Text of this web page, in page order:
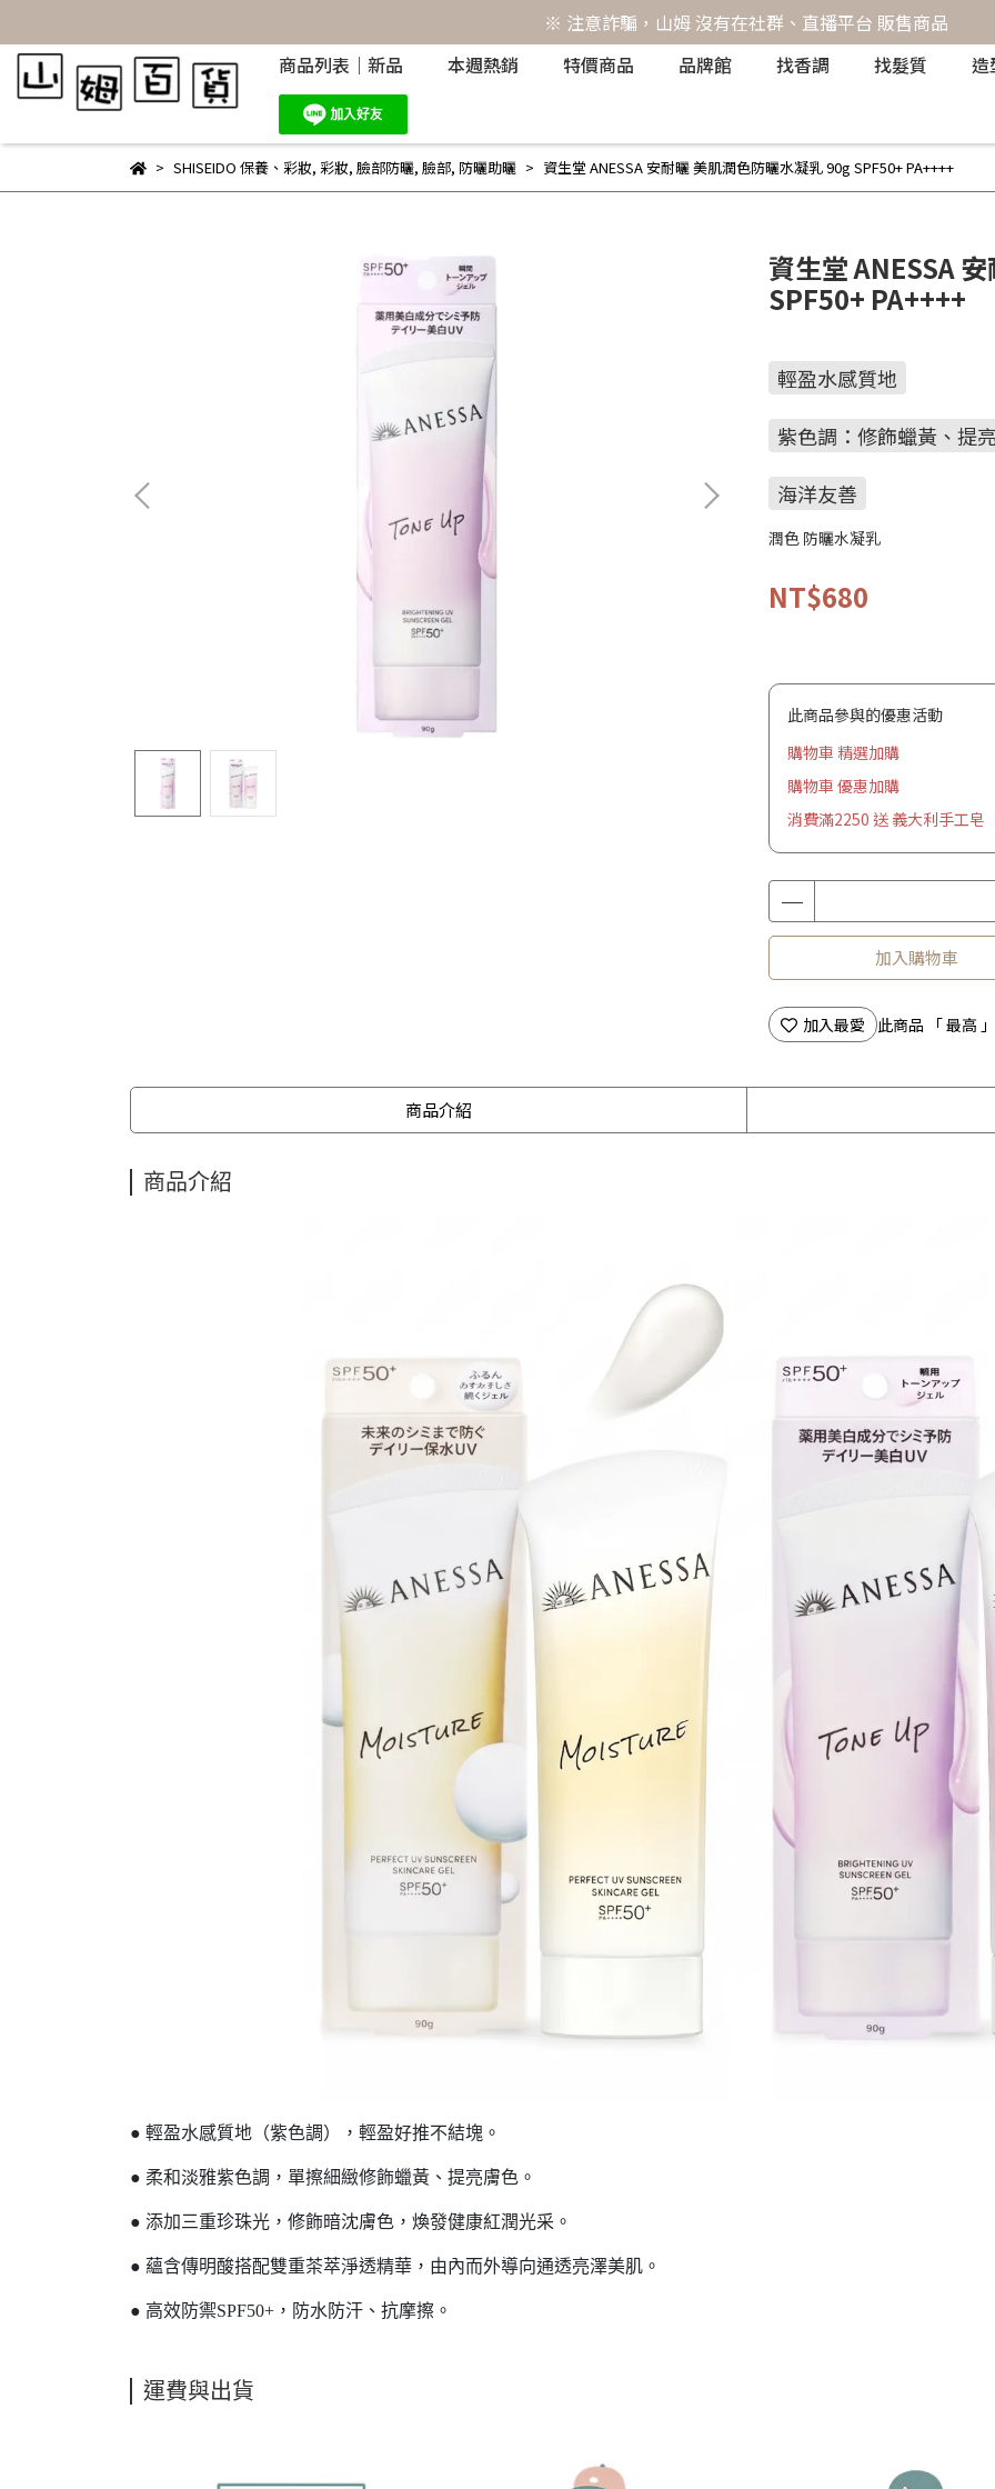
※ 注意詐騙，山姆 沒有在社群、直播平台 販售商品
商品列表｜新品
本週熱銷 特價商品 品牌館 找香調 找髮質 造
SHISEIDO 保養、彩妝, 彩妝, 臉部防曬, 臉部, 防曬助曬 資生堂 ANESSA 安耐曬 美肌潤色防曬水凝乳 90g SPF50+ PA++++
資生堂 ANESSA
SPF50+ PA++++
輕盈水感質地
紫色調：修飾蠟黃、提
海洋友善
潤色 防曬水凝乳
NT$680
此商品參與的優惠活動
購物車 精選加購
購物車 優惠加購
消費滿2250 送 義大利手工皂
加入購物車
加入最愛 此商品 「 最高
商品介紹
商品介紹
● 輕盈水感質地（紫色調），輕盈好推不結塊。
● 柔和淡雅紫色調，單擦細緻修飾蠟黃、提亮膚色。
● 添加三重珍珠光，修飾暗沈膚色，煥發健康紅潤光采。
● 蘊含傳明酸搭配雙重茶萃淨透精華，由內而外導向通透亮澤美肌。
● 高效防禦SPF50+，防水防汗、抗摩擦。
運費與出貨